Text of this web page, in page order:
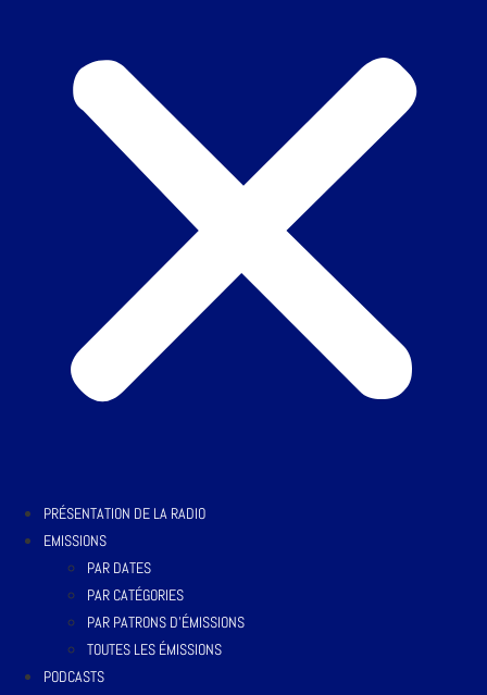
PRÉSENTATION DE LA RADIO
EMISSIONS
PAR DATES
PAR CATÉGORIES
PAR PATRONS D’ÉMISSIONS
TOUTES LES ÉMISSIONS
PODCASTS